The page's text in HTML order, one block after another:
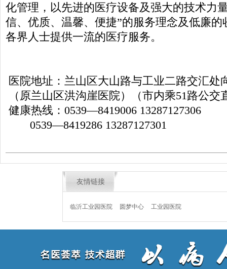
化管理，以先进的医疗设备及强大的技术力
信、优质、温馨、便捷”的服务理念及低廉的
各界人士提供一流的医疗服务。
医院地址：兰山区大山路与工业二路交汇处
（原兰山区洪沟崖医院）（市内乘51路公交
健康热线：0539—8419006 13287127306
0539—8419286 13287127301
友情链接
临沂工业园医院 圆梦中心 工业园医院